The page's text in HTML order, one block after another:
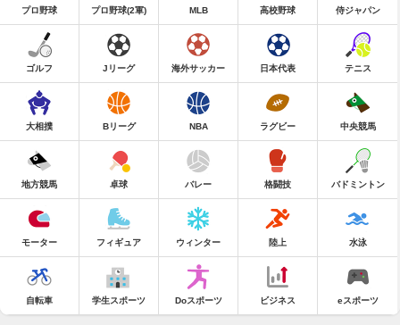
プロ野球 プロ野球(2軍) MLB 高校野球 侍ジャパン
ゴルフ Jリーグ 海外サッカー 日本代表 テニス
大相撲 Bリーグ NBA ラグビー 中央競馬
地方競馬 卓球 バレー 格闘技 バドミントン
モーター フィギュア ウィンター 陸上 水泳
自転車 学生スポーツ Doスポーツ ビジネス eスポーツ